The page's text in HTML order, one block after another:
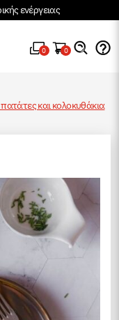
ενέργειας
0 0
και κολοκυθάκια